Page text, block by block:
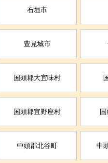
石垣市
豊見城市
国頭郡大宜味村
国頭郡宜野座村
中頭郡北谷町 中